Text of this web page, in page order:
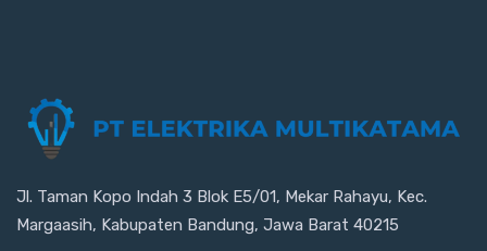
Jl. Taman Kopo Indah 3 Blok E5/01, Mekar Rahayu, Kec.
Margaasih, Kabupaten Bandung, Jawa Barat 40215